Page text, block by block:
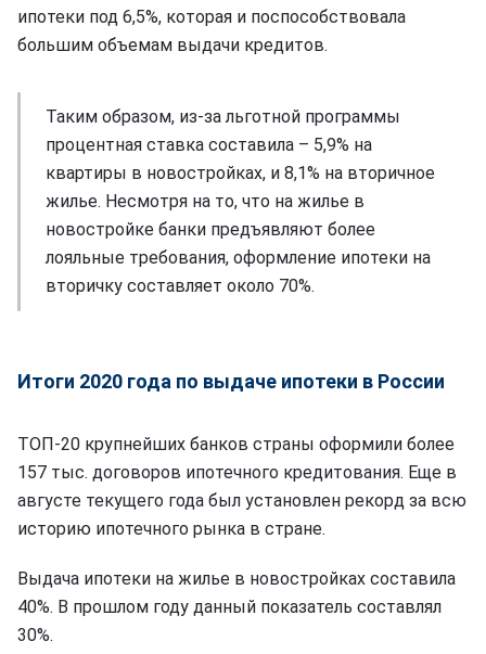
ипотеки под 6,5%, которая и поспособствовала
большим объемам выдачи кредитов.
Таким образом, из-за льготной программы
процентная ставка составила – 5,9% на
квартиры в новостройках, и 8,1% на вторичное
жилье. Несмотря на то, что на жилье в
новостройке банки предъявляют более
лояльные требования, оформление ипотеки на
вторичку составляет около 70%.
Итоги 2020 года по выдаче ипотеки в России
ТОП-20 крупнейших банков страны оформили более
157 тыс. договоров ипотечного кредитования. Еще в
августе текущего года был установлен рекорд за всю
историю ипотечного рынка в стране.
Выдача ипотеки на жилье в новостройках составила
40%. В прошлом году данный показатель составлял
30%.